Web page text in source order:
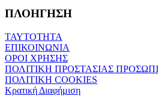
ΠΛΟΗΓΗΣΗ
ΤΑΥΤΟΤΗΤΑ
ΕΠΙΚΟΙΝΩΝΙΑ
ΟΡΟΙ ΧΡΗΣΗΣ
ΠΟΛΙΤΙΚΗ ΠΡΟΣΤΑΣΙΑΣ
ΠΟΛΙΤΙΚΗ COOKIES
Κρατική Διαφήμιση